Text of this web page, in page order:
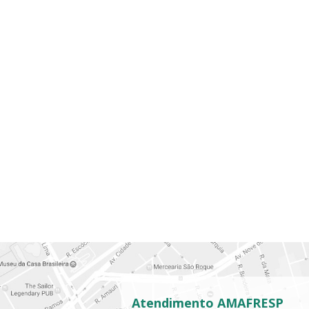
Atendimento AMAFRESP